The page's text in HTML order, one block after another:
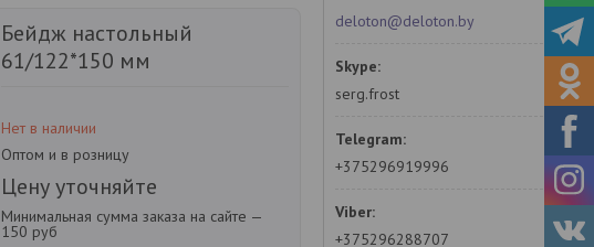
Бейдж настольный
61/122*150 мм
Нет в наличии
Оптом и в розницу
Цену уточняйте
Минимальная сумма заказа на сайте —
150 руб
deloton@deloton.by
serg.frost
+375296919996
+375296288707